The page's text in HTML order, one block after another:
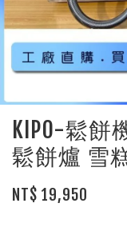
KIPO-鬆
鬆餅爐 雪
NT$ 19,950